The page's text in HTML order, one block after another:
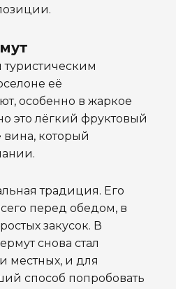
туристическим
её
особенно в жаркое
это лёгкий фруктовый
вина, который
традиция. Его
перед обедом, в
закусок. В
снова стал
местных, и для
способ попробовать